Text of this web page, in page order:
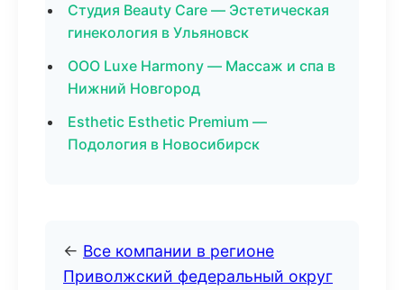
Студия Beauty Care — Эстетическая
гинекология в Ульяновск
ООО Luxe Harmony — Массаж и спа в
Нижний Новгород
Esthetic Esthetic Premium —
Подология в Новосибирск
← Все компании в регионе
Приволжский федеральный округ